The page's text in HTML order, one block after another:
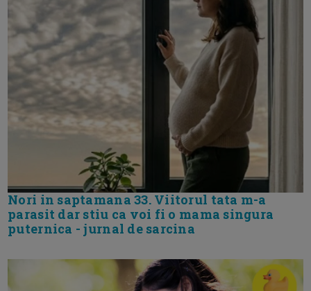
Nori in saptamana 33. Viitorul tata m-a
parasit dar stiu ca voi fi o mama singura
puternica - jurnal de sarcina